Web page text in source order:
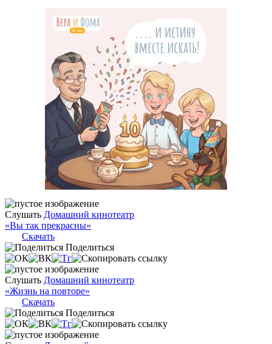
Слушать Домашний кинотеатр
«Вы так прекрасны»
Скачать
Поделиться
Слушать Домашний кинотеатр
«Жизнь на повторе»
Скачать
Поделиться